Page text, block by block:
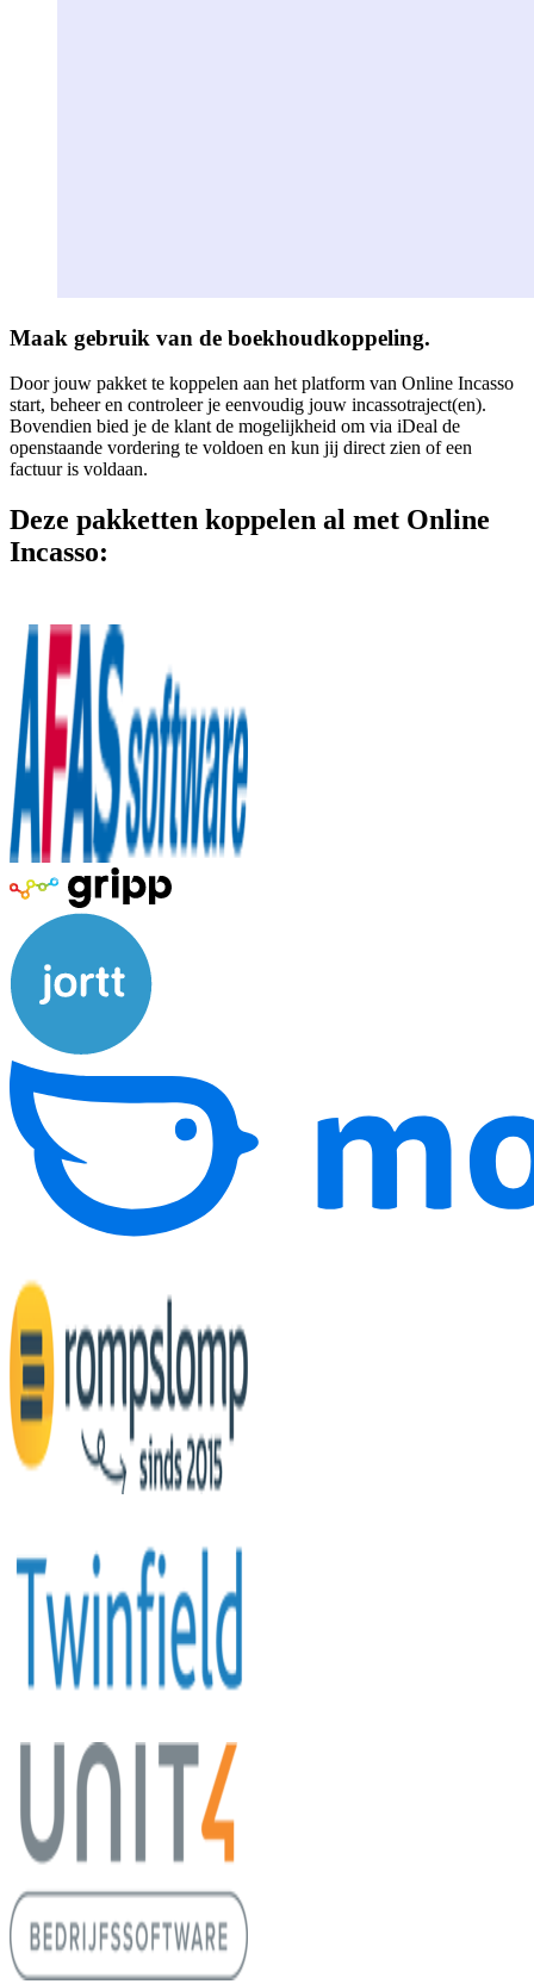
Maak gebruik van de boekhoudkoppeling.
Door jouw pakket te koppelen aan het platform van Online Incasso
start, beheer en controleer je eenvoudig jouw incassotraject(en).
Bovendien bied je de klant de mogelijkheid om via iDeal de
openstaande vordering te voldoen en kun jij direct zien of een
factuur is voldaan.
Deze pakketten koppelen al met Online
Incasso: